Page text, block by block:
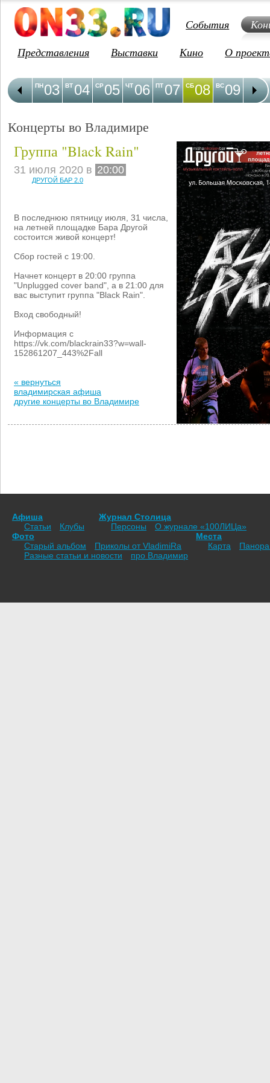
События
Представления
Выставки Кино О
03
ПН 04
ВТ 05
СР 06
ЧТ 07
ПТ 08
СБ 09
ВС 10
ПН
Концерты во Владимире
Группа "Black Rain"
31 июля 2020 в 20:00
ДРУГОЙ БАР 2.0
В последнюю пятницу июля, 31 числа,
на летней площадке Бара Другой
состоится живой концерт!
Сбор гостей с 19:00.
Начнет концерт в 20:00 группа
"Unplugged cover band", а в 21:00 для
вас выступит группа "Black Rain".
Вход свободный!
Информация с
https://vk.com/blackrain33?w=wall-
152861207_443%2Fall
« вернуться
владимирская афиша
другие концерты во Владимире
Афиша
Статьи
Клубы
Журнал Столица
Персоны
О журнале «100ЛИЦа»
Фото
Старый альбом
Приколы от VladimiRа
Места
Карта
Разные статьи и новости
про Владимир